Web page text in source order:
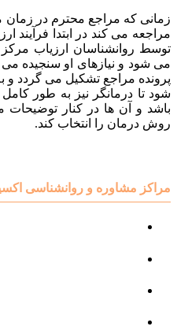
زمانی که مراجع محترم در زمان
مراجعه می کند در ابتدا فرآیند
توسط روانشناسان ارزیاب
می شود و نیازهای او سنجیده
پرونده مراجع تشکیل می گردد و
شود تا درمانگر نیز به طور
باشد و آن ها در کنار توضیحات
روش درمان را انتخاب کند.
مراکز مشاوره و روانشناسی